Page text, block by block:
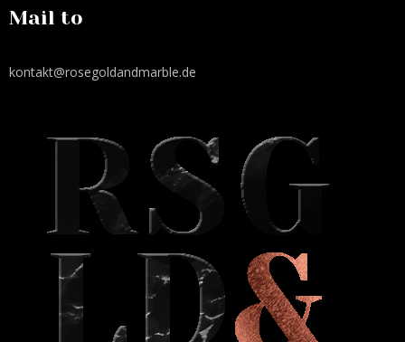
Mail to
kontakt@rosegoldandmarble.de